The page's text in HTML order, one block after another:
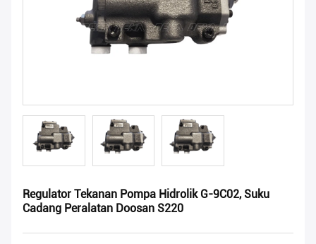
Regulator Tekanan Pompa Hidrolik G-9C02, Suku
Cadang Peralatan Doosan S220